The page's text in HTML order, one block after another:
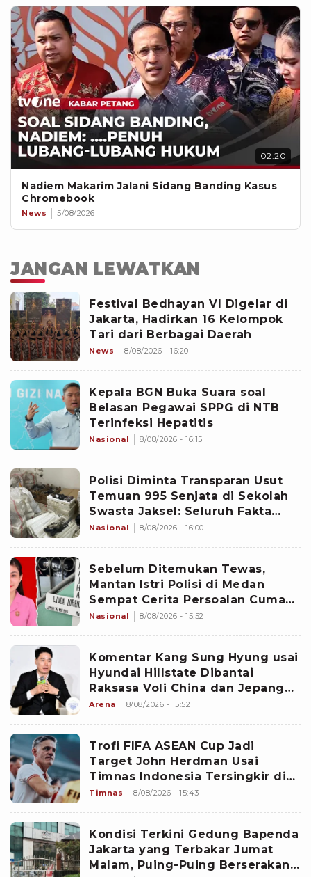
02:20
Nadiem Makarim Jalani Sidang Banding Kasus
Chromebook
News 5/08/2026
JANGAN LEWATKAN
Festival Bedhayan VI Digelar di
Jakarta, Hadirkan 16 Kelompok
Tari dari Berbagai Daerah
News 8/08/2026 - 16:20
Kepala BGN Buka Suara soal
Belasan Pegawai SPPG di NTB
Terinfeksi Hepatitis
Nasional 8/08/2026 - 16:15
Polisi Diminta Transparan Usut
Temuan 995 Senjata di Sekolah
Swasta Jaksel: Seluruh Fakta
Harus Dibuka
Nasional 8/08/2026 - 16:00
Sebelum Ditemukan Tewas,
Mantan Istri Polisi di Medan
Sempat Cerita Persoalan Cuma
Dikasih Uang Rp10 Ribu
Nasional 8/08/2026 - 15:52
Komentar Kang Sung Hyung usai
Hyundai Hillstate Dibantai
Raksasa Voli China dan Jepang
saat Top Club Super Match 2026
Arena 8/08/2026 - 15:52
Trofi FIFA ASEAN Cup Jadi
Target John Herdman Usai
Timnas Indonesia Tersingkir di
Piala AFF 2026
Timnas 8/08/2026 - 15:43
Kondisi Terkini Gedung Bapenda
Jakarta yang Terbakar Jumat
Malam, Puing-Puing Berserakan